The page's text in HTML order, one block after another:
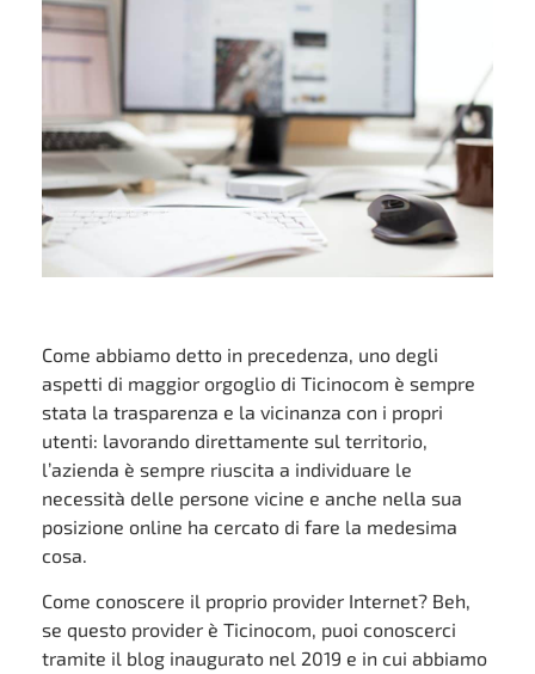
Come abbiamo detto in precedenza, uno degli
aspetti di maggior orgoglio di Ticinocom è sempre
stata la trasparenza e la vicinanza con i propri
utenti: lavorando direttamente sul territorio,
l’azienda è sempre riuscita a individuare le
necessità delle persone vicine e anche nella sua
posizione online ha cercato di fare la medesima
cosa.
Come conoscere il proprio provider Internet? Beh,
se questo provider è Ticinocom, puoi conoscerci
tramite il blog inaugurato nel 2019 e in cui abbiamo